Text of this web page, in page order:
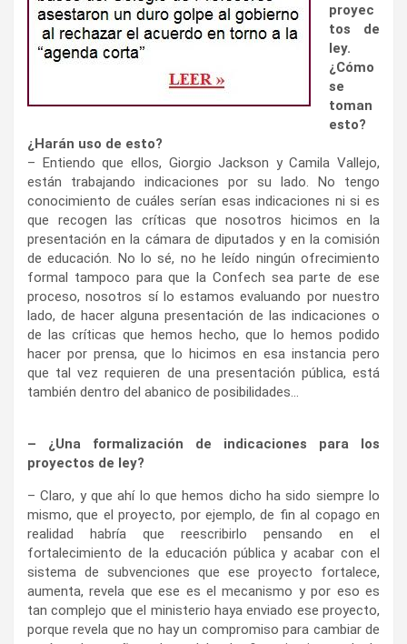
proyec
tos de
ley.
¿Cómo
se
toman
esto?
¿Harán uso de esto?
– Entiendo que ellos, Giorgio Jackson y Camila Vallejo,
están trabajando indicaciones por su lado. No tengo
conocimiento de cuáles serían esas indicaciones ni si es
que recogen las críticas que nosotros hicimos en la
presentación en la cámara de diputados y en la comisión
de educación. No lo sé, no he leído ningún ofrecimiento
formal tampoco para que la Confech sea parte de ese
proceso, nosotros sí lo estamos evaluando por nuestro
lado, de hacer alguna presentación de las indicaciones o
de las críticas que hemos hecho, que lo hemos podido
hacer por prensa, que lo hicimos en esa instancia pero
que tal vez requieren de una presentación pública, está
también dentro del abanico de posibilidades…
– ¿Una formalización de indicaciones para los
proyectos de ley?
– Claro, y que ahí lo que hemos dicho ha sido siempre lo
mismo, que el proyecto, por ejemplo, de fin al copago en
realidad habría que reescribirlo pensando en el
fortalecimiento de la educación pública y acabar con el
sistema de subvenciones que ese proyecto fortalece,
aumenta, revela que ese es el mecanismo y por eso es
tan complejo que el ministerio haya enviado ese proyecto,
porque revela que no hay un compromiso para cambiar de